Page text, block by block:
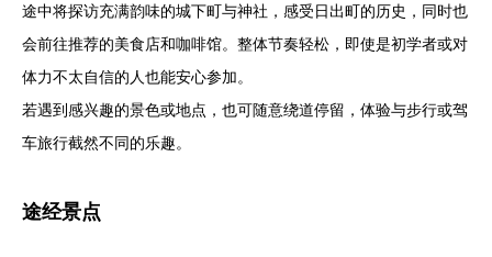
途中将探访充满韵味的城下町与神社，感受日出町的历史，同时也
会前往推荐的美食店和咖啡馆。整体节奏轻松，即使是初学者或对
体力不太自信的人也能安心参加。
若遇到感兴趣的景色或地点，也可随意绕道停留，体验与步行或驾
车旅行截然不同的乐趣。
途经景点